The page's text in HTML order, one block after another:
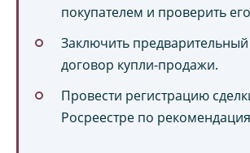
покупателем и проверить
Заключить
договор купли-продажи.
Провести регистрацию
Росреестре по